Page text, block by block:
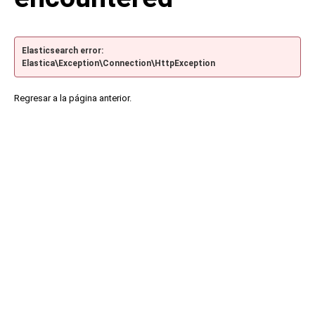
Elasticsearch error:
Elastica\Exception\Connection\HttpException
Regresar a la página anterior.